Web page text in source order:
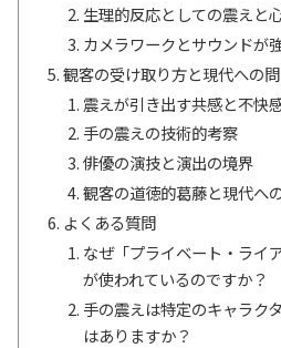
生理的反応としての震えと
カメラワークとサウンドが
観客の受け取り方と現代への
震えが引き出す共感と不快
手の震えの技術的考察
俳優の演技と演出の境界
観客の道徳的葛藤と現代へ
よくある質問
なぜ「プライベート・ライ
が使われているのですか？
手の震えは特定のキャラク
はありますか？